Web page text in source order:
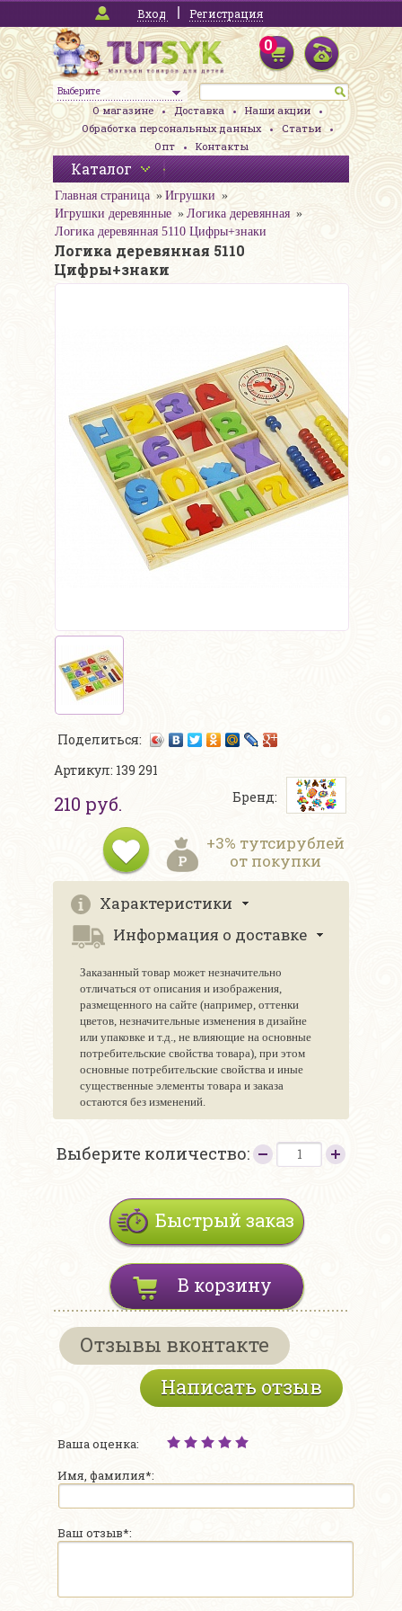
Вход Регистрация
Выберите
0
О магазине Доставка
Наши акции
Обработка персональных данных
Статьи
Опт
Контакты
Каталог
Главная страница
Игрушки
Игрушки деревянные
Логика деревянная
Логика деревянная 5110 Цифры+знаки
Логика деревянная 5110
Цифры+знаки
Поделиться:
Артикул: 139 291
210 руб. Бренд:
+3% тутсирублей
от покупки
Характеристики
Информация о доставке
Заказанный товар может незначительно
отличаться от описания и изображения,
размещенного на сайте (например, оттенки
цветов, незначительные изменения в дизайне
или упаковке и т.д., не влияющие на основные
потребительские свойства товара), при этом
основные потребительские свойства и иные
существенные элементы товара и заказа
остаются без изменений.
Выберите количество:
Быстрый заказ
В корзину
Отзывы вконтакте
Написать отзыв
Ваша оценка:
Имя, фамилия*:
Ваш отзыв*: